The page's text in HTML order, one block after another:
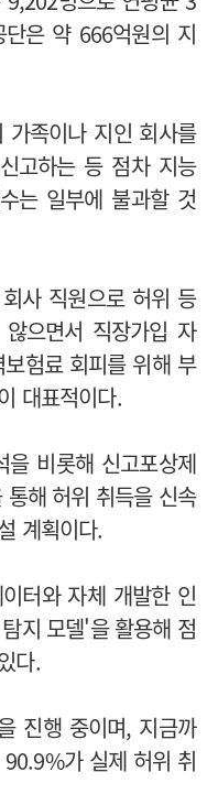
은 약 666억원의 지
족이나 지인 회사를
고하는 등 점차 지능
는 일부에 불과할 것
사 직원으로 허위 등
으면서 직장가입 자
험료 회피를 위해 부
대표적이다.
비롯해 신고포상제
해 허위 취득을 신속
계획이다.
터와 자체 개발한 인
지 모델'을 활용해 점
다.
진행 중이며, 지금까
가 실제 허위 취